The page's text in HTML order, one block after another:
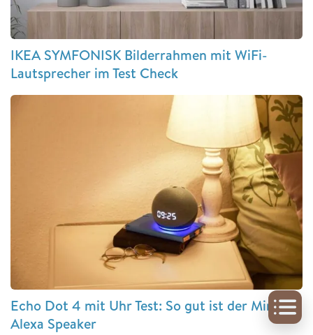
IKEA SYMFONISK Bilderrahmen mit WiFi-
Lautsprecher im Test Check
Echo Dot 4 mit Uhr Test: So gut ist der Mini
Alexa Speaker